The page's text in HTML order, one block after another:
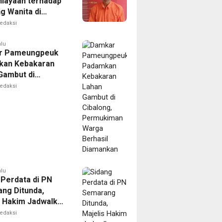
Wanita di
Polisi
Pameungpeuk
Kebakaran
di
Permukiman
di PN
Ditunda,
Jadwalkan
Ulang BPR